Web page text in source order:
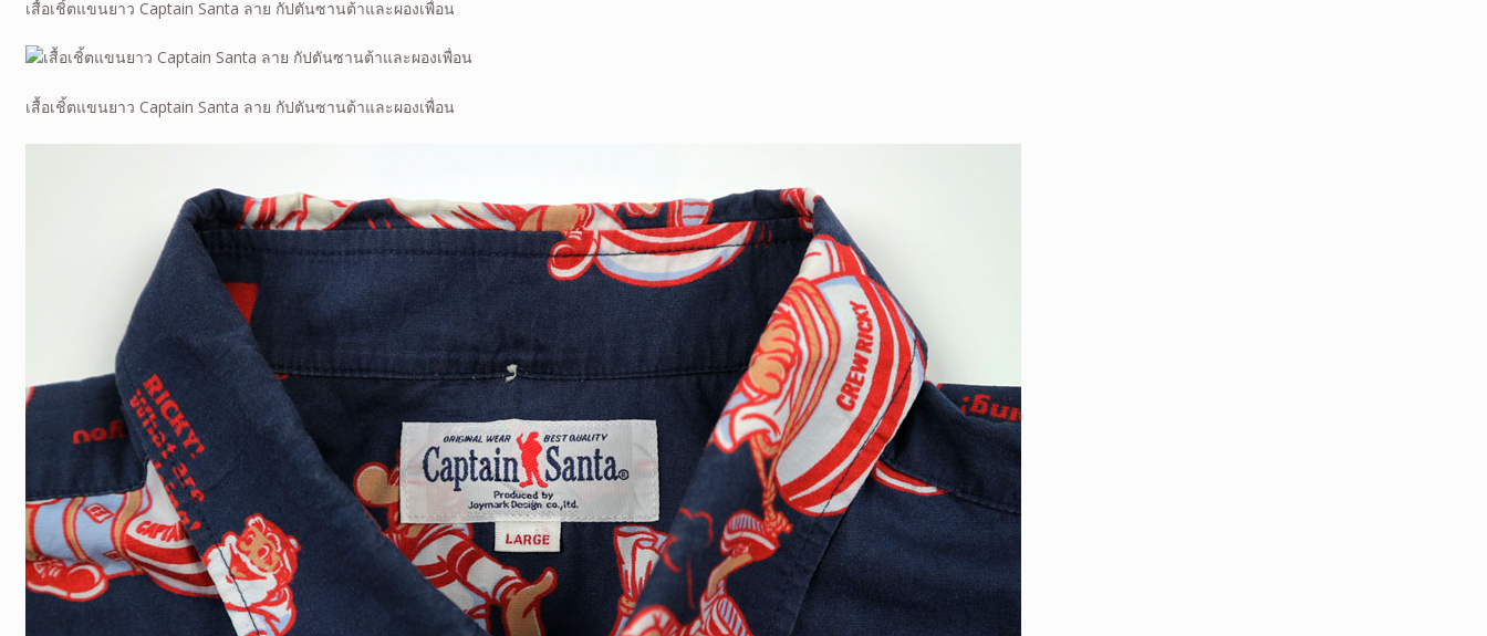
เสื้อเชิ้ตแขนยาว Captain Santa ลาย กัปตันซานต้าและผองเพื่อน
เสื้อเชิ้ตแขนยาว Captain Santa ลาย กัปตันซานต้าและผองเพื่อน